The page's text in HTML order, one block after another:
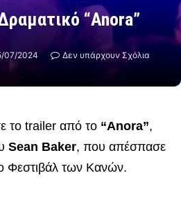
“Anora”
07/2024 Δεν υπάρχουν Σχόλια
το trailer από το “Anora”,
Sean Baker, που απέσπασε
Φεστιβάλ των Κανών.